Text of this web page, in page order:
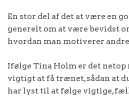
En stor del af det at være en
generelt om at være bevidst
hvordan man motiverer
Ifølge Tina Holm er det netop
vigtigt at få trænet, sådan at
har lyst til at følge vigtige,